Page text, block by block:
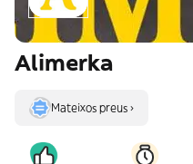
Alimerka
Mateixos preus ›